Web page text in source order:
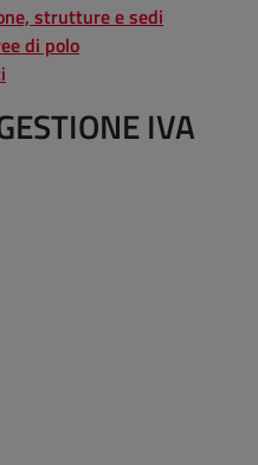
strutture e sedi
di polo
IVA